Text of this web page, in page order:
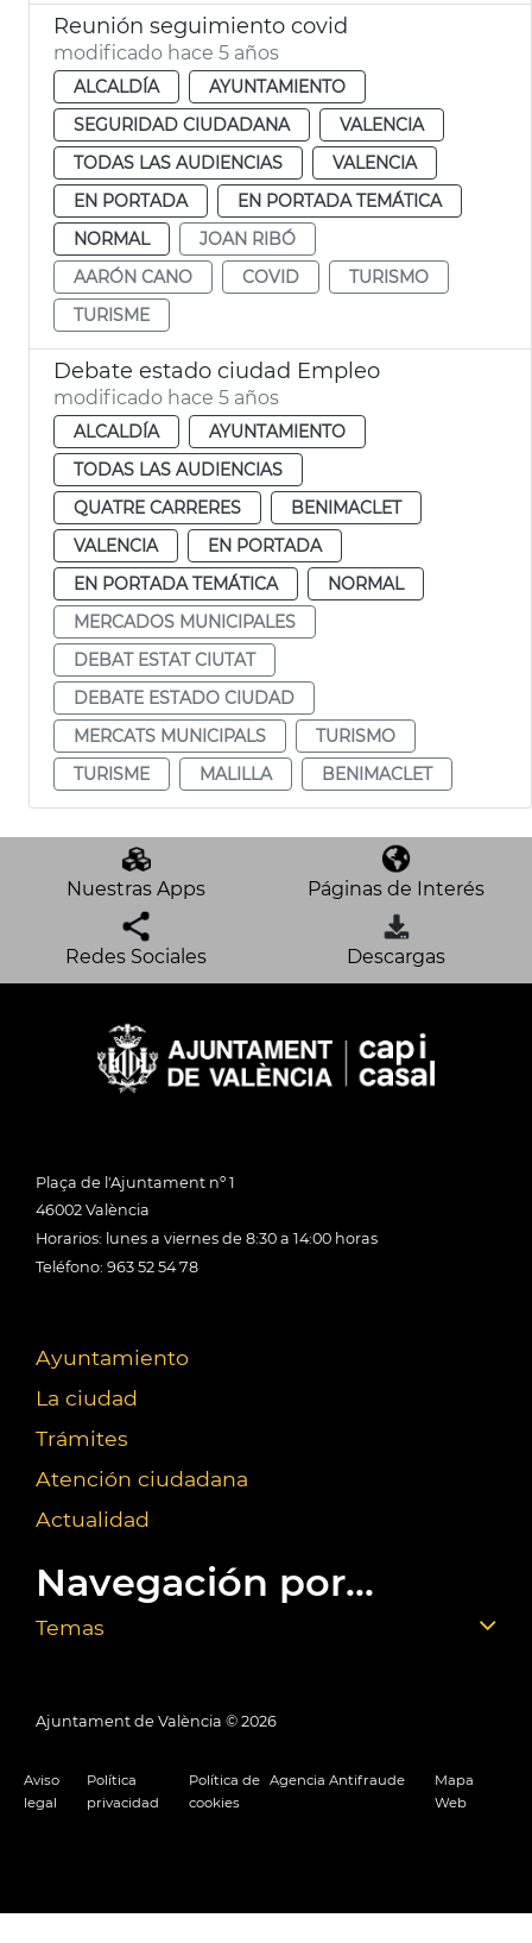
Reunión seguimiento covid
modificado hace 5 años
ALCALDÍA
AYUNTAMIENTO
SEGURIDAD CIUDADANA
VALENCIA
TODAS LAS AUDIENCIAS
VALENCIA
EN PORTADA
EN PORTADA TEMÁTICA
NORMAL
JOAN RIBÓ
AARÓN CANO
COVID
TURISMO
TURISME
Debate estado ciudad Empleo
modificado hace 5 años
ALCALDÍA
AYUNTAMIENTO
TODAS LAS AUDIENCIAS
QUATRE CARRERES
BENIMACLET
VALENCIA
EN PORTADA
EN PORTADA TEMÁTICA
NORMAL
MERCADOS MUNICIPALES
DEBAT ESTAT CIUTAT
DEBATE ESTADO CIUDAD
MERCATS MUNICIPALS
TURISMO
TURISME
MALILLA BENIMACLET
Nuestras Apps Páginas de Interés
Redes Sociales Descargas
Plaça de l'Ajuntament nº 1
46002 València
Horarios: lunes a viernes de 8:30 a 14:00 horas
Teléfono: 963 52 54 78
Ayuntamiento
La ciudad
Trámites
Atención ciudadana
Actualidad
Navegación por...
Temas
Ajuntament de València © 2026
Aviso
legal
Política
privacidad
Política de
cookies
Agencia Antifraude
Mapa
Web